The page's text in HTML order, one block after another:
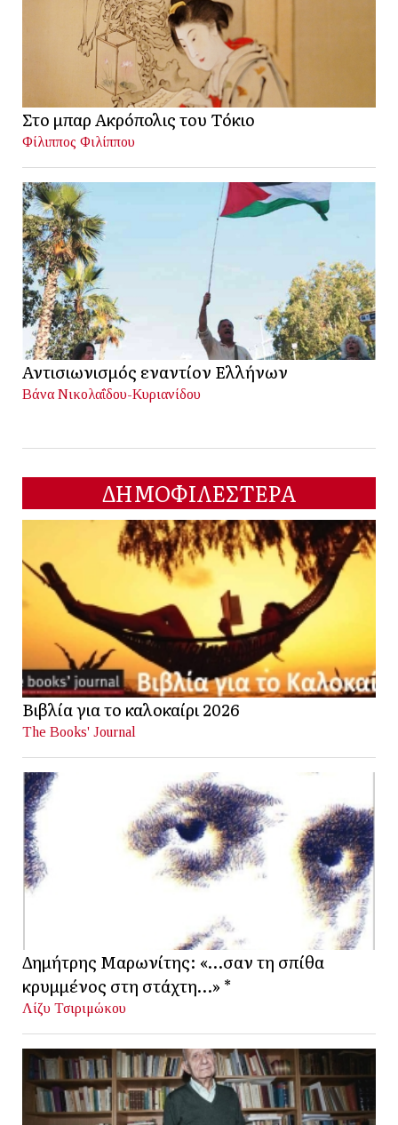
Στο μπαρ Ακρόπολις του Τόκιο
Φίλιππος Φιλίππου
Αντισιωνισμός εναντίον Ελλήνων
Βάνα Νικολαΐδου-Κυριανίδου
ΔΗΜΟΦΙΛΕΣΤΕΡΑ
Βιβλία για το καλοκαίρι 2026
The Books' Journal
Δημήτρης Μαρωνίτης: «…σαν τη σπίθα
κρυμμένος στη στάχτη…» *
Λίζυ Τσιριμώκου